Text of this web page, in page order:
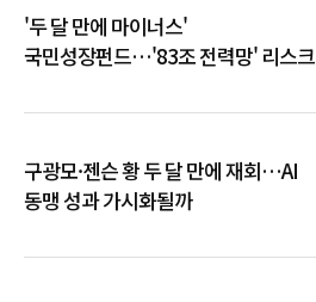
'두 달 만에 마이너스'
국민성장펀드…'83조 전력망' 리스크
구광모·젠슨 황 두 달 만에 재회…AI
동맹 성과 가시화될까